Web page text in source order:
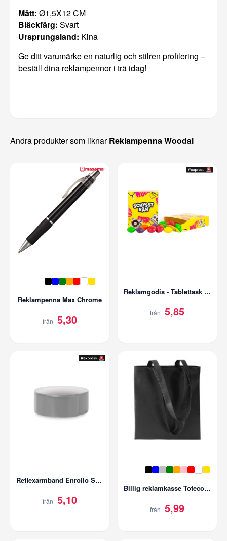
Mått: Ø1,5X12 CM
Bläckfärg: Svart
Ursprungsland: Kina
Ge ditt varumärke en naturlig och stilren profilering –
beställ dina reklampennor i trä idag!
Andra produkter som liknarReklampenna Woodal
Reklampenna Max Chrome
från 5,30
Reklamgodis - Tablettask med tryck | Classic
från 5,85
Reflexarmband Enrollo Slapwrap
från 5,10
Billig reklamkasse Totecolor | Nonwoven 80gr/m2
från 5,99